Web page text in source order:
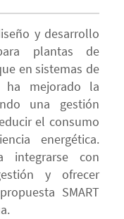
y desarrollo
plantas de
en sistemas de
ha mejorado la
una gestión
el consumo
energética.
integrarse con
y ofrecer
SMART